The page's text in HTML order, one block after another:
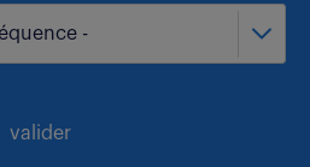
-
valider